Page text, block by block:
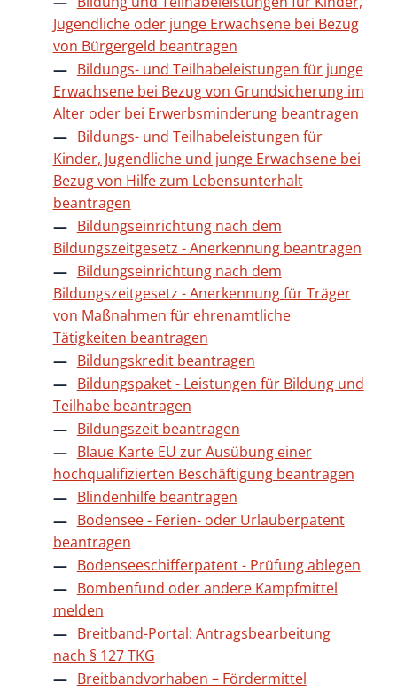
Jugendliche oder junge Erwachsene bei Bezug
von Bürgergeld beantragen
Bildungs- und Teilhabeleistungen für junge
Erwachsene bei Bezug von Grundsicherung im
Alter oder bei Erwerbsminderung beantragen
Bildungs- und Teilhabeleistungen für
Kinder, Jugendliche und junge Erwachsene bei
Bezug von Hilfe zum Lebensunterhalt
beantragen
Bildungseinrichtung nach dem
Bildungszeitgesetz - Anerkennung beantragen
Bildungseinrichtung nach dem
Bildungszeitgesetz - Anerkennung für Träger
von Maßnahmen für ehrenamtliche
Tätigkeiten beantragen
Bildungskredit beantragen
Bildungspaket - Leistungen für Bildung und
Teilhabe beantragen
Bildungszeit beantragen
Blaue Karte EU zur Ausübung einer
hochqualifizierten Beschäftigung beantragen
Blindenhilfe beantragen
Bodensee - Ferien- oder Urlauberpatent
beantragen
Bodenseeschifferpatent - Prüfung ablegen
Bombenfund oder andere Kampfmittel
melden
Breitband-Portal: Antragsbearbeitung
nach § 127 TKG
Breitbandvorhaben – Fördermittel